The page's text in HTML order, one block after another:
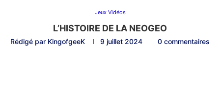
Jeux Vidéos
L’HISTOIRE DE LA NEOGEO
Rédigé par KingofgeeK 9 juillet 2024 0 commentaires